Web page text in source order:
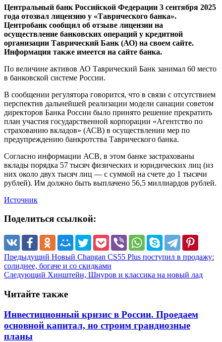
Центральный банк Российской Федерации 3 сентября 2025
года отозвал лицензию у «Таврического банка».
Центробанк сообщил об отзыве лицензии на
осуществление банковских операций у кредитной
организации Таврический Банк (АО) на своем сайте.
Информация также имеется на сайте банка.
По величине активов АО Таврический Банк занимал 60 место
в банковской системе России.
В сообщении регулятора говорится, что в связи с отсутствием
перспектив дальнейшей реализации модели санации советом
директоров Банка России было принято решение прекратить
план участия государственной корпорации «Агентство по
страхованию вкладов» (АСВ) в осуществлении мер по
предупреждению банкротства Таврического банка.
Согласно информации АСВ, в этом банке застрахованы
вклады порядка 57 тысяч физических и юридических лиц (из
них около двух тысяч лиц — с суммой на счете до 1 тысячи
рублей). Им должно быть выплачено 56,5 миллиардов рублей.
Источник
Поделиться ссылкой:
Предыдущий Новый Changan CS55 Plus поступил в продажу:
солиднее, богаче и со скидками
Следующий Хинштейн, Шнуров и классика на новый лад
Читайте также
Инвестиционный кризис в России. Проедаем
основной капитал, но строим грандиозные
планы